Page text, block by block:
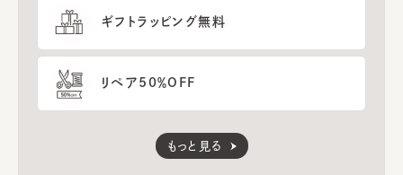
ギフトラッピング無料
リペア50％OFF
もっと見る